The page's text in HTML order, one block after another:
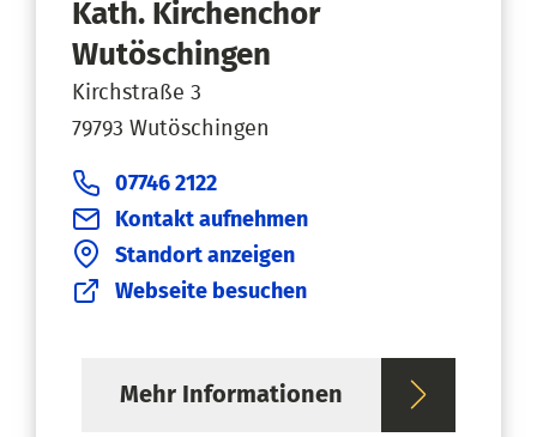
Kath. Kirchenchor
Wutöschingen
Kirchstraße 3
79793 Wutöschingen
07746 2122
Kontakt aufnehmen
Standort anzeigen
Webseite besuchen
Mehr Informationen